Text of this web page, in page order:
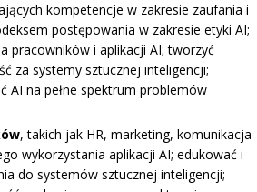
kompetencje w zakresie zaufania i
postępowania w zakresie etyki AI;
pracowników i aplikacji AI; tworzyć
za systemy sztucznej inteligencji;
AI na pełne spektrum problemów
, takich jak HR, marketing, komunikacja
wykorzystania aplikacji AI; edukować i
do systemów sztucznej inteligencji;